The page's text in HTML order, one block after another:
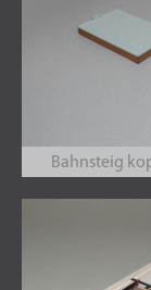
Bahnsteig